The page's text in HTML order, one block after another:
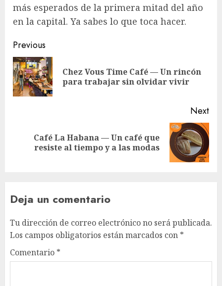
más esperados de la primera mitad del año
en la capital. Ya sabes lo que toca hacer.
Post
navigation
Previous
Chez Vous Time Café — Un rincón
para trabajar sin olvidar vivir
Next
Café La Habana — Un café que
resiste al tiempo y a las modas
Deja un comentario
Tu dirección de correo electrónico no será publicada.
Los campos obligatorios están marcados con *
Comentario *